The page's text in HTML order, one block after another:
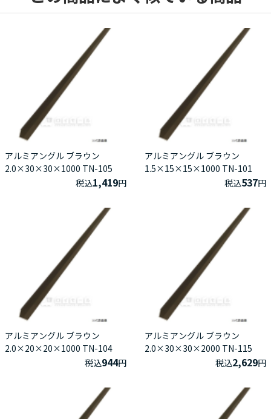
アルミアングル ブラウン
2.0×30×30×1000 TN-105
税込1,419円
アルミアングル ブラウン
1.5×15×15×1000 TN-101
税込537円
アルミアングル ブラウン
2.0×20×20×1000 TN-104
税込944円
アルミアングル ブラウン
2.0×30×30×2000 TN-115
税込2,629円